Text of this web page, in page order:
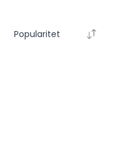
Popularitet